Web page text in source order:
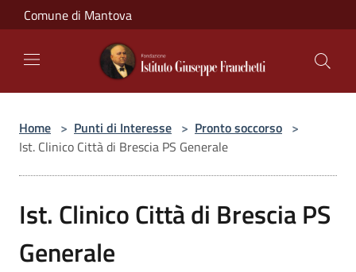
Salta al contenuto principale
Comune di Mantova
Home > Punti di Interesse > Pronto soccorso >
Ist. Clinico Città di Brescia PS Generale
Ist. Clinico Città di Brescia PS
Generale